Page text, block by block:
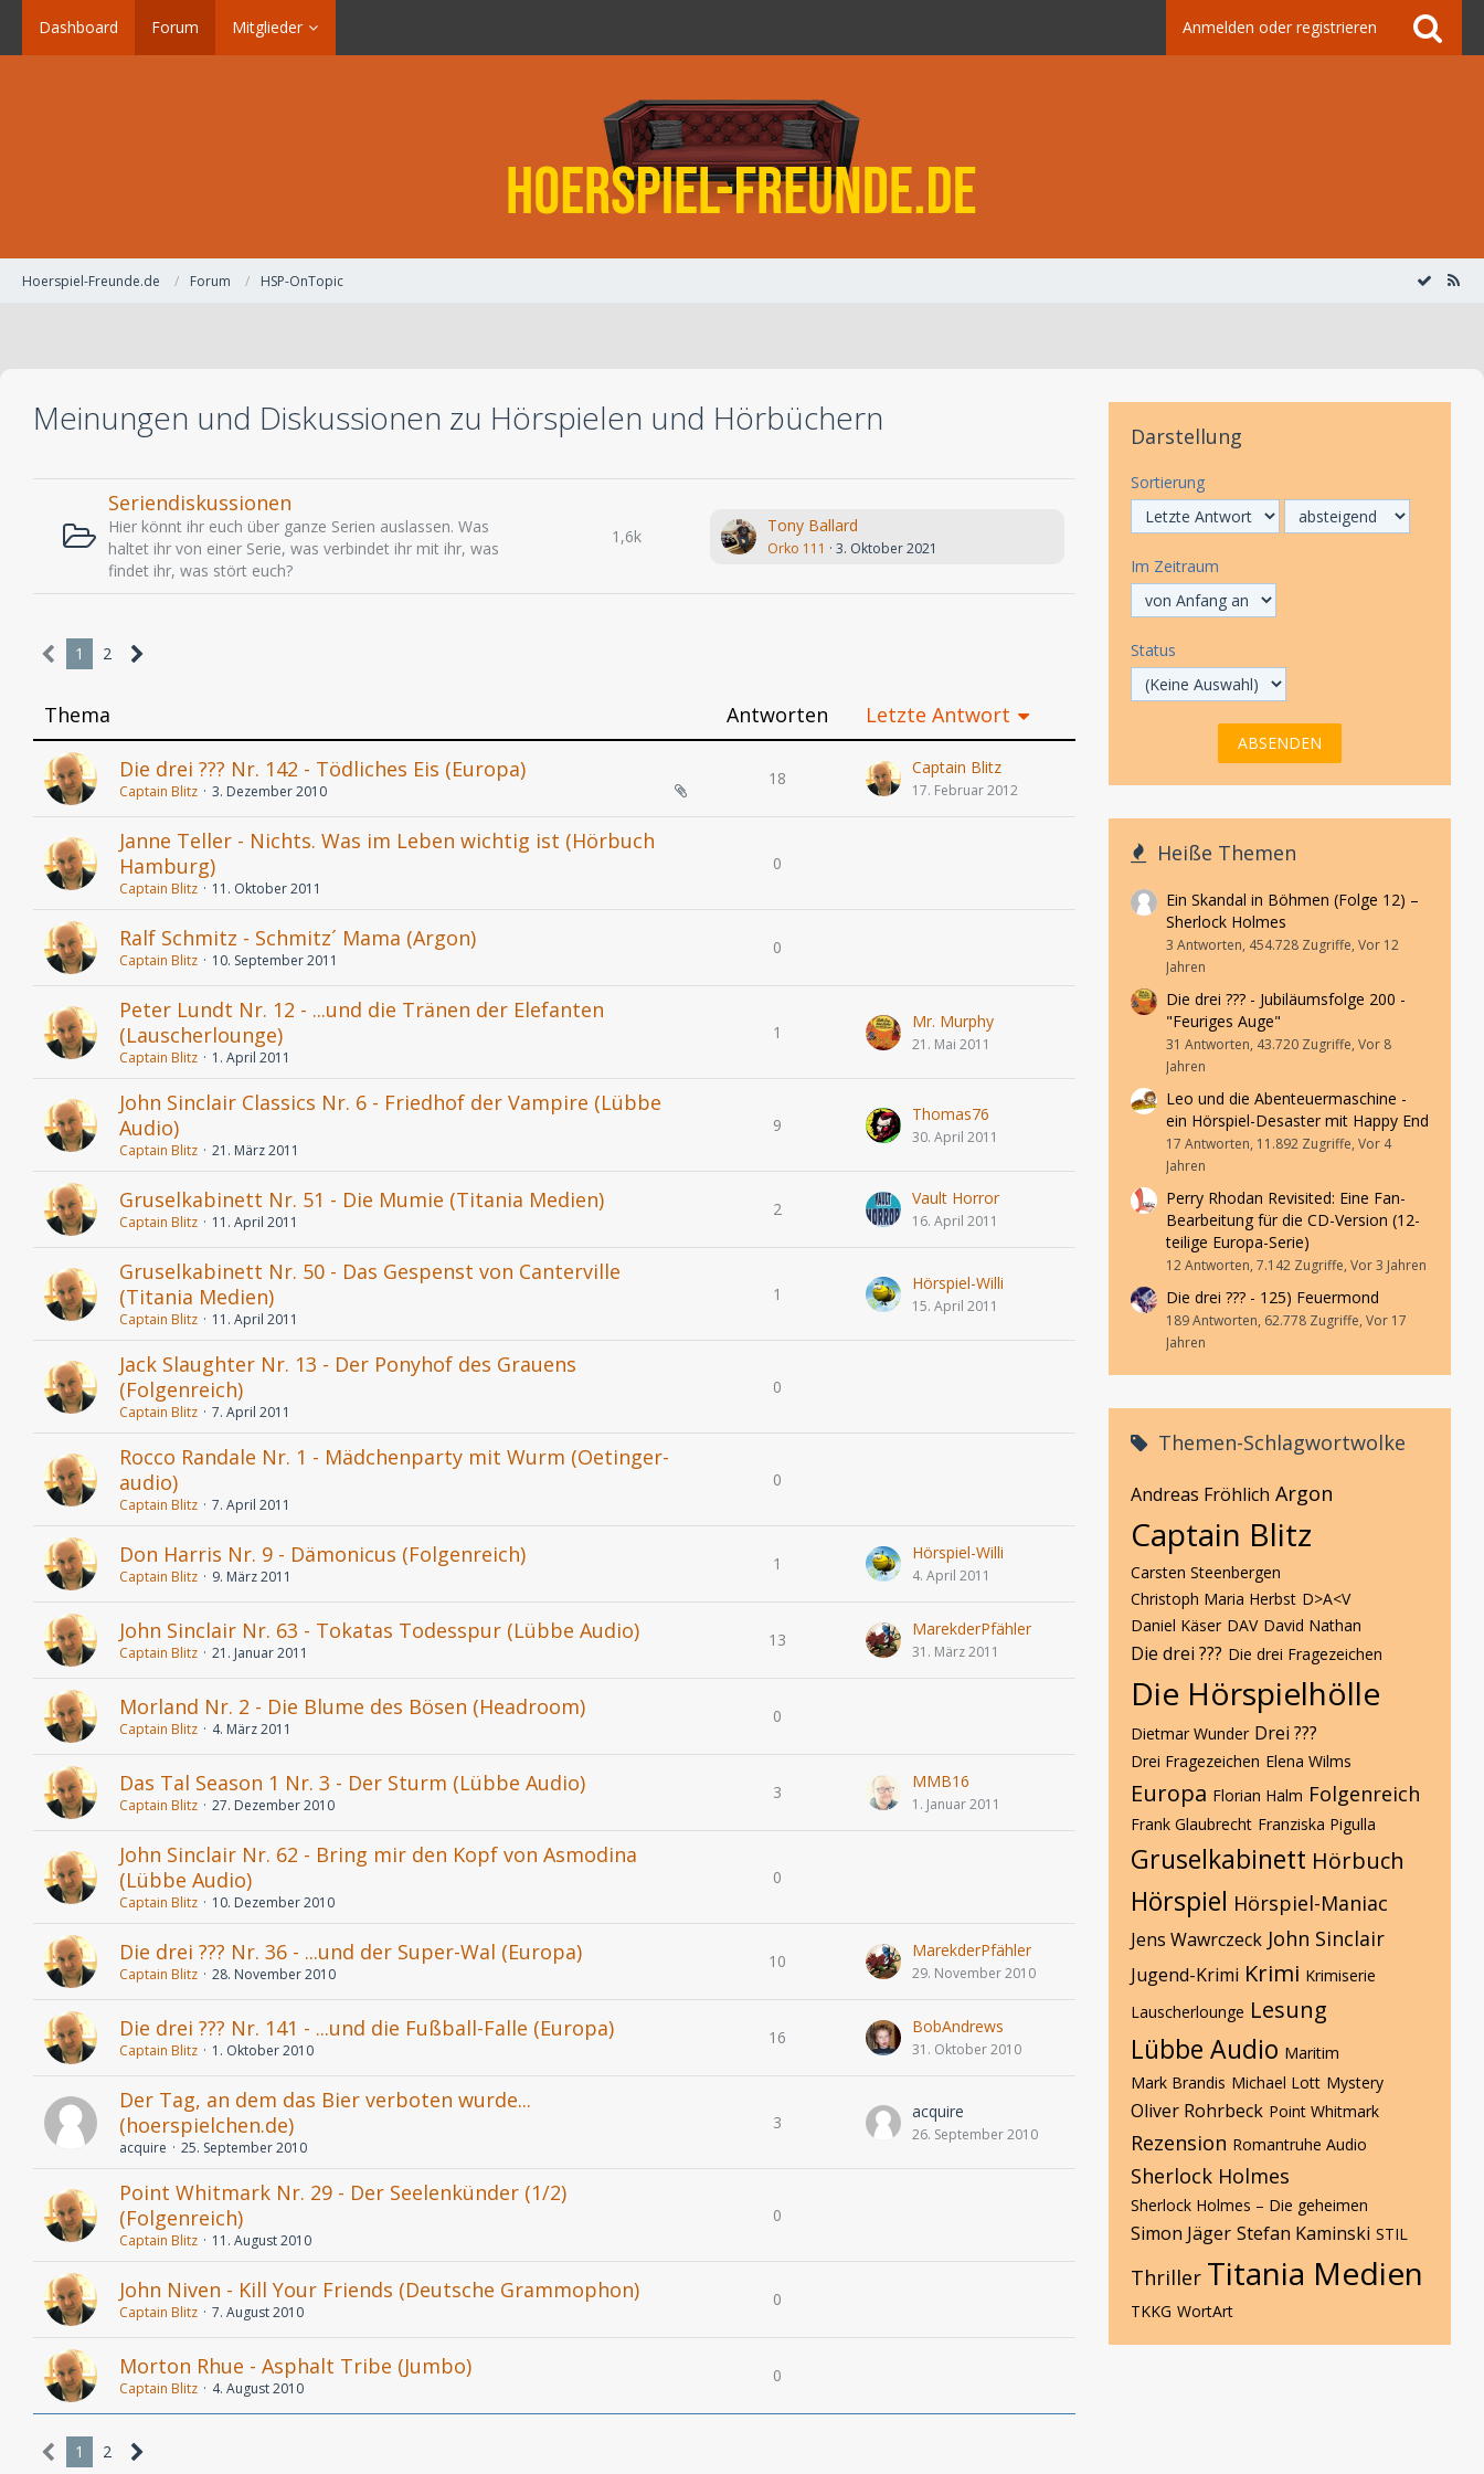
Dashboard Forum Mitglieder Anmelden oder registrieren
Hoerspiel-Freunde.de Forum HSP-OnTopic
Meinungen und Diskussionen zu Hörspielen und Hörbüchern
Seriendiskussionen
Hier könnt ihr euch über ganze Serien auslassen. Was
haltet ihr von einer Serie, was verbindet ihr mit ihr, was
findet ihr, was stört euch?
1,6k
Tony Ballard
Orko 111 3. Oktober 2021
1 2
Thema Antworten Letzte Antwort
Die drei ??? Nr. 142 - Tödliches Eis (Europa)
Captain Blitz 3. Dezember 2010
18
Captain Blitz
17. Februar 2012
Janne Teller - Nichts. Was im Leben wichtig ist (Hörbuch
Hamburg)
Captain Blitz 11. Oktober 2011
0
Ralf Schmitz - Schmitz´ Mama (Argon)
Captain Blitz 10. September 2011
0
Peter Lundt Nr. 12 - ...und die Tränen der Elefanten
(Lauscherlounge)
Captain Blitz 1. April 2011
1
Mr. Murphy
21. Mai 2011
John Sinclair Classics Nr. 6 - Friedhof der Vampire (Lübbe
Audio)
Captain Blitz 21. März 2011
9
Thomas76
30. April 2011
Gruselkabinett Nr. 51 - Die Mumie (Titania Medien)
Captain Blitz 11. April 2011
2
Vault Horror
16. April 2011
Gruselkabinett Nr. 50 - Das Gespenst von Canterville
(Titania Medien)
Captain Blitz 11. April 2011
1
Hörspiel-Willi
15. April 2011
Jack Slaughter Nr. 13 - Der Ponyhof des Grauens
(Folgenreich)
Captain Blitz 7. April 2011
0
Rocco Randale Nr. 1 - Mädchenparty mit Wurm (Oetinger-
audio)
Captain Blitz 7. April 2011
0
Don Harris Nr. 9 - Dämonicus (Folgenreich)
Captain Blitz 9. März 2011
1
Hörspiel-Willi
4. April 2011
John Sinclair Nr. 63 - Tokatas Todesspur (Lübbe Audio)
Captain Blitz 21. Januar 2011
13
MarekderPfähler
31. März 2011
Morland Nr. 2 - Die Blume des Bösen (Headroom)
Captain Blitz 4. März 2011
0
Das Tal Season 1 Nr. 3 - Der Sturm (Lübbe Audio)
Captain Blitz 27. Dezember 2010
3
MMB16
1. Januar 2011
John Sinclair Nr. 62 - Bring mir den Kopf von Asmodina
(Lübbe Audio)
Captain Blitz 10. Dezember 2010
0
Die drei ??? Nr. 36 - ...und der Super-Wal (Europa)
Captain Blitz 28. November 2010
10
MarekderPfähler
29. November 2010
Die drei ??? Nr. 141 - ...und die Fußball-Falle (Europa)
Captain Blitz 1. Oktober 2010
16
BobAndrews
31. Oktober 2010
Der Tag, an dem das Bier verboten wurde...
(hoerspielchen.de)
acquire 25. September 2010
3
acquire
26. September 2010
Point Whitmark Nr. 29 - Der Seelenkünder (1/2)
(Folgenreich)
Captain Blitz 11. August 2010
0
John Niven - Kill Your Friends (Deutsche Grammophon)
Captain Blitz 7. August 2010
0
Morton Rhue - Asphalt Tribe (Jumbo)
Captain Blitz 4. August 2010
0
1 2
Darstellung
Sortierung
Im Zeitraum
Status
Heiße Themen
Ein Skandal in Böhmen (Folge 12) –
Sherlock Holmes
3 Antworten, 454.728 Zugriffe, Vor 12
Jahren
Die drei ??? - Jubiläumsfolge 200 -
"Feuriges Auge"
31 Antworten, 43.720 Zugriffe, Vor 8
Jahren
Leo und die Abenteuermaschine -
ein Hörspiel-Desaster mit Happy End
17 Antworten, 11.892 Zugriffe, Vor 4
Jahren
Perry Rhodan Revisited: Eine Fan-
Bearbeitung für die CD-Version (12-
teilige Europa-Serie)
12 Antworten, 7.142 Zugriffe, Vor 3 Jahren
Die drei ??? - 125) Feuermond
189 Antworten, 62.778 Zugriffe, Vor 17
Jahren
Themen-Schlagwortwolke
Andreas Fröhlich Argon
Captain Blitz
Carsten Steenbergen
Christoph Maria Herbst D>A<V
Daniel Käser DAV David Nathan
Die drei ??? Die drei Fragezeichen
Die Hörspielhölle
Dietmar Wunder Drei ???
Drei Fragezeichen Elena Wilms
Europa Florian Halm Folgenreich
Frank Glaubrecht Franziska Pigulla
Gruselkabinett Hörbuch
Hörspiel Hörspiel-Maniac
Jens Wawrczeck John Sinclair
Jugend-Krimi Krimi Krimiserie
Lauscherlounge Lesung
Lübbe Audio Maritim
Mark Brandis Michael Lott Mystery
Oliver Rohrbeck Point Whitmark
Rezension Romantruhe Audio
Sherlock Holmes
Sherlock Holmes – Die geheimen
Simon Jäger Stefan Kaminski STIL
Thriller Titania Medien
TKKG WortArt